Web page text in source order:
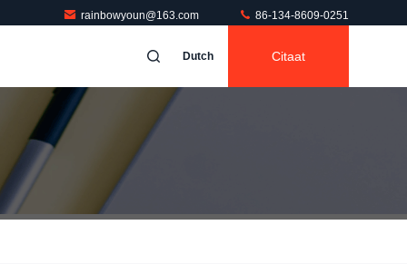
rainbowyoun@163.com 86-134-8609-0251
Dutch Citaat